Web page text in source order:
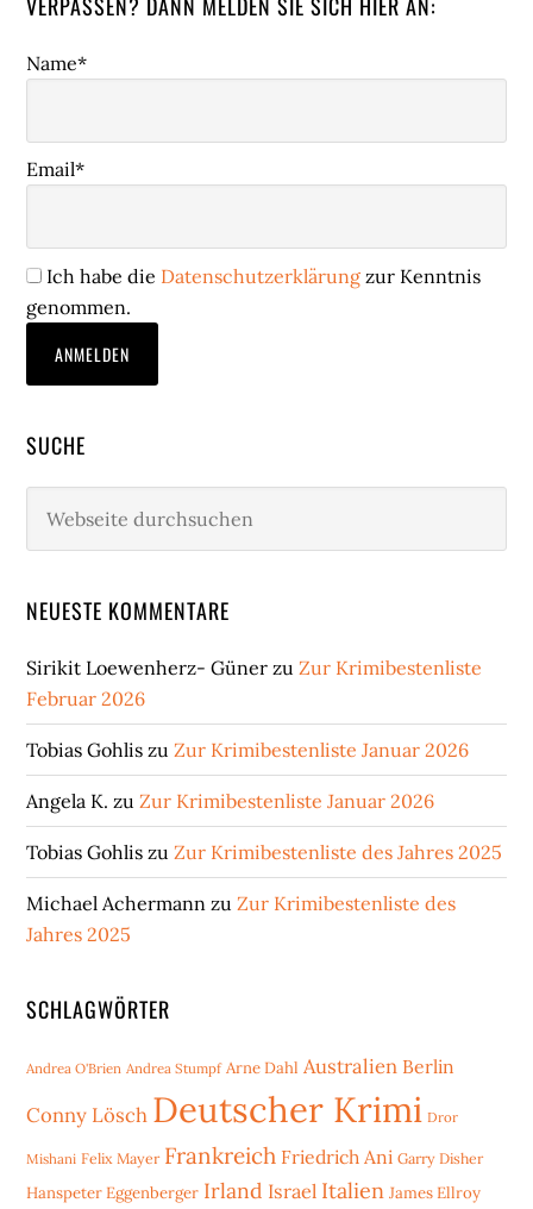
Name*
Email*
Ich habe die Datenschutzerklärung zur Kenntnis
genommen.
SUCHE
durchsuchen
NEUESTE KOMMENTARE
Sirikit Loewenherz- Güner zuZur Krimibestenliste
Februar 2026
Tobias Gohlis zuZur Krimibestenliste Januar 2026
Angela K. zuZur Krimibestenliste Januar 2026
Tobias Gohlis zuZur Krimibestenliste des Jahres 2025
Michael Achermann zuZur Krimibestenliste des
Jahres 2025
SCHLAGWÖRTER
Andrea O'Brien Andrea Stumpf Arne Dahl Australien Berlin
Conny Lösch Deutscher Krimi Dror
Mishani Felix Mayer Frankreich Friedrich Ani Garry Disher
Hanspeter Eggenberger Irland Israel Italien James Ellroy